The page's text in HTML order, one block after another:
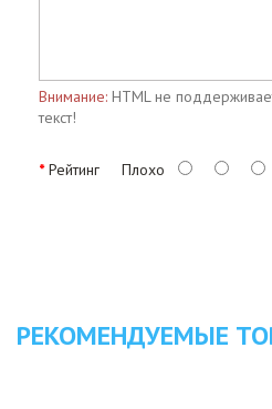
Внимание: HTML не
текст!
Рейтинг Плохо
РЕКОМЕНДУЕМЫЕ